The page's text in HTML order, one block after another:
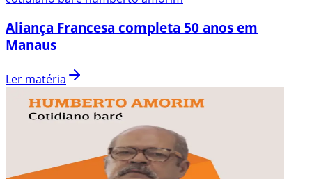
Aliança Francesa completa 50 anos em
Manaus
Ler matéria